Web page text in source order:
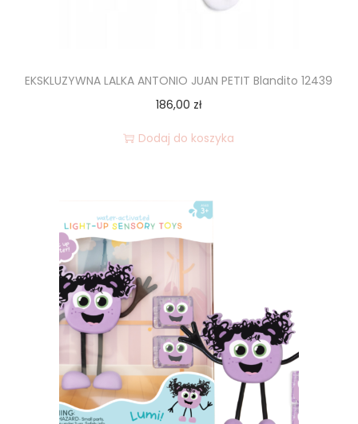
EKSKLUZYWNA LALKA ANTONIO JUAN PETIT Blandito 12439
186,00 zł
Dodaj do koszyka